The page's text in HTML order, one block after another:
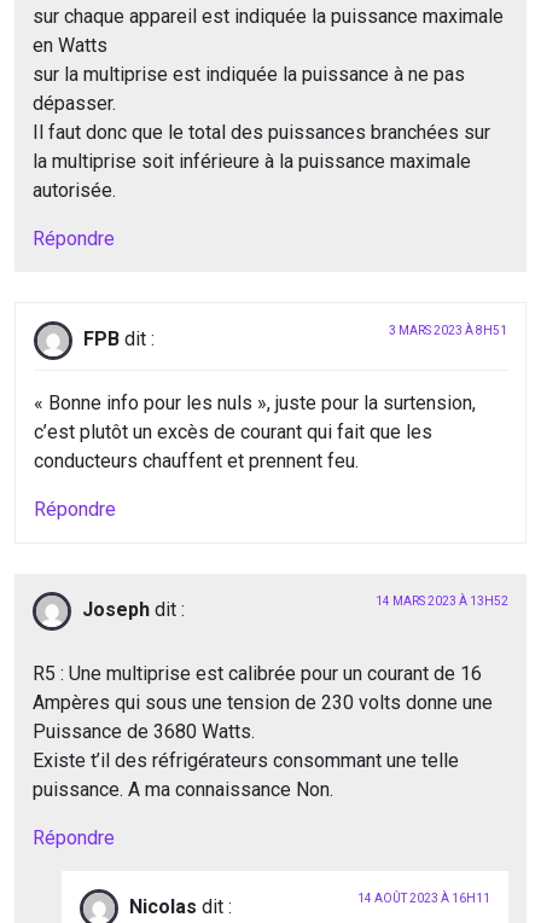
sur chaque appareil est indiquée la puissance maximale
en Watts
sur la multiprise est indiquée la puissance à ne pas
dépasser.
Il faut donc que le total des puissances branchées sur
la multiprise soit inférieure à la puissance maximale
autorisée.
Répondre
FPB dit : 3 MARS 2023 À 8H51
« Bonne info pour les nuls », juste pour la surtension,
c’est plutôt un excès de courant qui fait que les
conducteurs chauffent et prennent feu.
Répondre
Joseph dit : 14 MARS 2023 À 13H52
R5 : Une multiprise est calibrée pour un courant de 16
Ampères qui sous une tension de 230 volts donne une
Puissance de 3680 Watts.
Existe t’il des réfrigérateurs consommant une telle
puissance. A ma connaissance Non.
Répondre
Nicolas dit : 14 AOÛT 2023 À 16H11